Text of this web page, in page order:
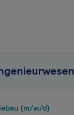
(m/w/d)